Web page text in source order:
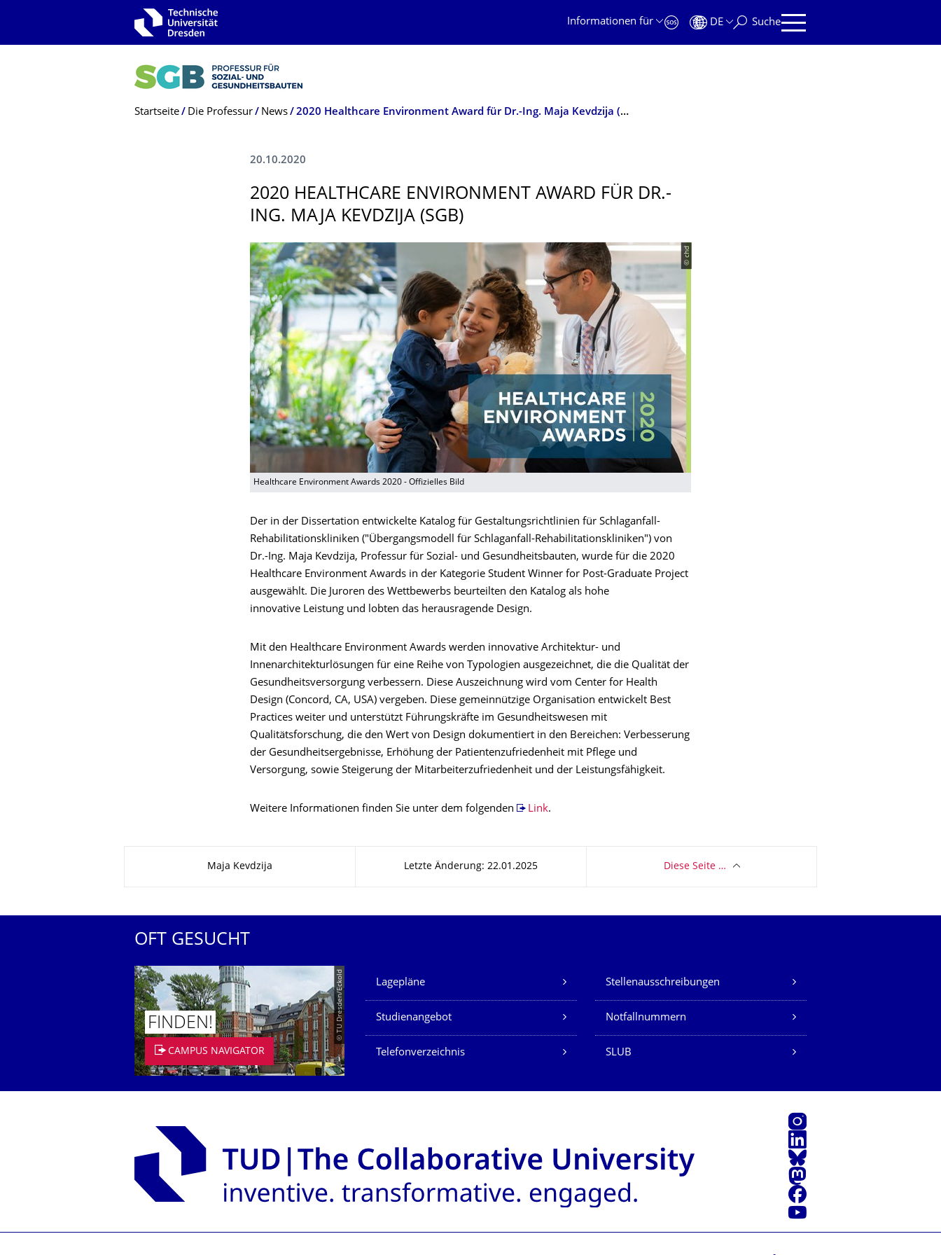
Zur Hauptnavigation springen
Informationen für
DE Suche
Breadcrumb-Menü
Startseite Die Professur News 2020 Healthcare Environment Award für Dr.-Ing. Maja Kevdzija (SGB)
20.10.2020
2020 HEALTHCARE ENVIRONMENT AWARD FÜR DR.-
ING. MAJA KEVDZIJA (SGB)
© chd
Healthcare Environment Awards 2020 - Offizielles Bild
Der in der Dissertation entwickelte Katalog für Gestaltungsrichtlinien für Schlaganfall-
Rehabilitationskliniken ("Übergangsmodell für Schlaganfall-Rehabilitationskliniken") von
Dr.-Ing. Maja Kevdzija, Professur für Sozial- und Gesundheitsbauten, wurde für die 2020
Healthcare Environment Awards in der Kategorie Student Winner for Post-Graduate Project
ausgewählt. Die Juroren des Wettbewerbs beurteilten den Katalog als hohe
innovative Leistung und lobten das herausragende Design.
Mit den Healthcare Environment Awards werden innovative Architektur- und
Innenarchitekturlösungen für eine Reihe von Typologien ausgezeichnet, die die Qualität der
Gesundheitsversorgung verbessern. Diese Auszeichnung wird vom Center for Health
Design (Concord, CA, USA) vergeben. Diese gemeinnützige Organisation entwickelt Best
Practices weiter und unterstützt Führungskräfte im Gesundheitswesen mit
Qualitätsforschung, die den Wert von Design dokumentiert in den Bereichen: Verbesserung
der Gesundheitsergebnisse, Erhöhung der Patientenzufriedenheit mit Pflege und
Versorgung, sowie Steigerung der Mitarbeiterzufriedenheit und der Leistungsfähigkeit.
Weitere Informationen finden Sie unter dem folgenden Link.
Maja Kevdzija Letzte Änderung: 22.01.2025 Diese Seite …
OFT GESUCHT
© TU Dresden/Eckold
FINDEN!
CAMPUS NAVIGATOR
Unsere Dienste
Lagepläne Stellenausschreibungen
Studienangebot Notfallnummern
Telefonverzeichnis SLUB
Instagram
LinkedIn
Bluesky
Mastodon
Facebook
Youtube